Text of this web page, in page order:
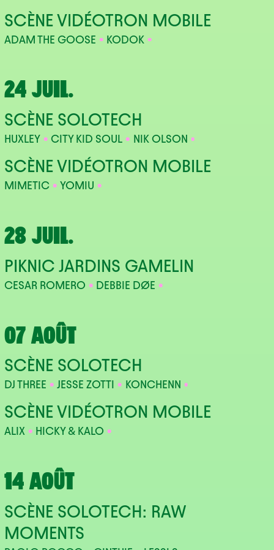
SCÈNE VIDÉOTRON MOBILE
ADAM THE GOOSE KODOK
24 JUIL.
SCÈNE SOLOTECH
HUXLEY CITY KID SOUL NIK OLSON
SCÈNE VIDÉOTRON MOBILE
MIMETIC YOMIU
28 JUIL.
PIKNIC JARDINS GAMELIN
CESAR ROMERO DEBBIE DØE
07 AOÛT
SCÈNE SOLOTECH
DJ THREE JESSE ZOTTI KONCHENN
SCÈNE VIDÉOTRON MOBILE
ALIX HICKY & KALO
14 AOÛT
SCÈNE SOLOTECH: RAW
MOMENTS